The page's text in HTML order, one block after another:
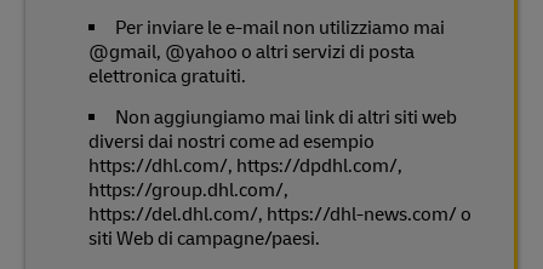
Per inviare le e-mail non utilizziamo mai
@gmail, @yahoo o altri servizi di posta
elettronica gratuiti.
Non aggiungiamo mai link di altri siti web
diversi dai nostri come ad esempio
https://dhl.com/, https://dpdhl.com/,
https://group.dhl.com/,
https://del.dhl.com/, https://dhl-news.com/ o
siti Web di campagne/paesi.